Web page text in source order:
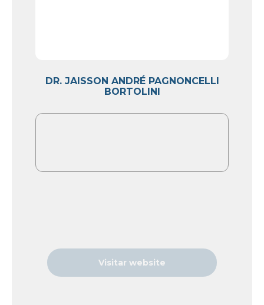
DR. JAISSON ANDRÉ PAGNONCELLI
BORTOLINI
Visitar website